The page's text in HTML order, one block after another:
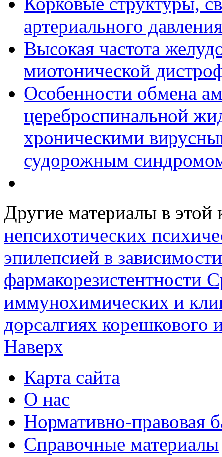
артериального давления
Высокая частота
миотонической
Особенности обмена
цереброспинальной
хроническими
судорожным
Другие материалы в этой
непсихотических
эпилепсией в
фармакорезистентности
иммунохимических и
дорсалгиях корешкового
Наверх
Карта сайта
О нас
Нормативно-правовая
Справочные материалы